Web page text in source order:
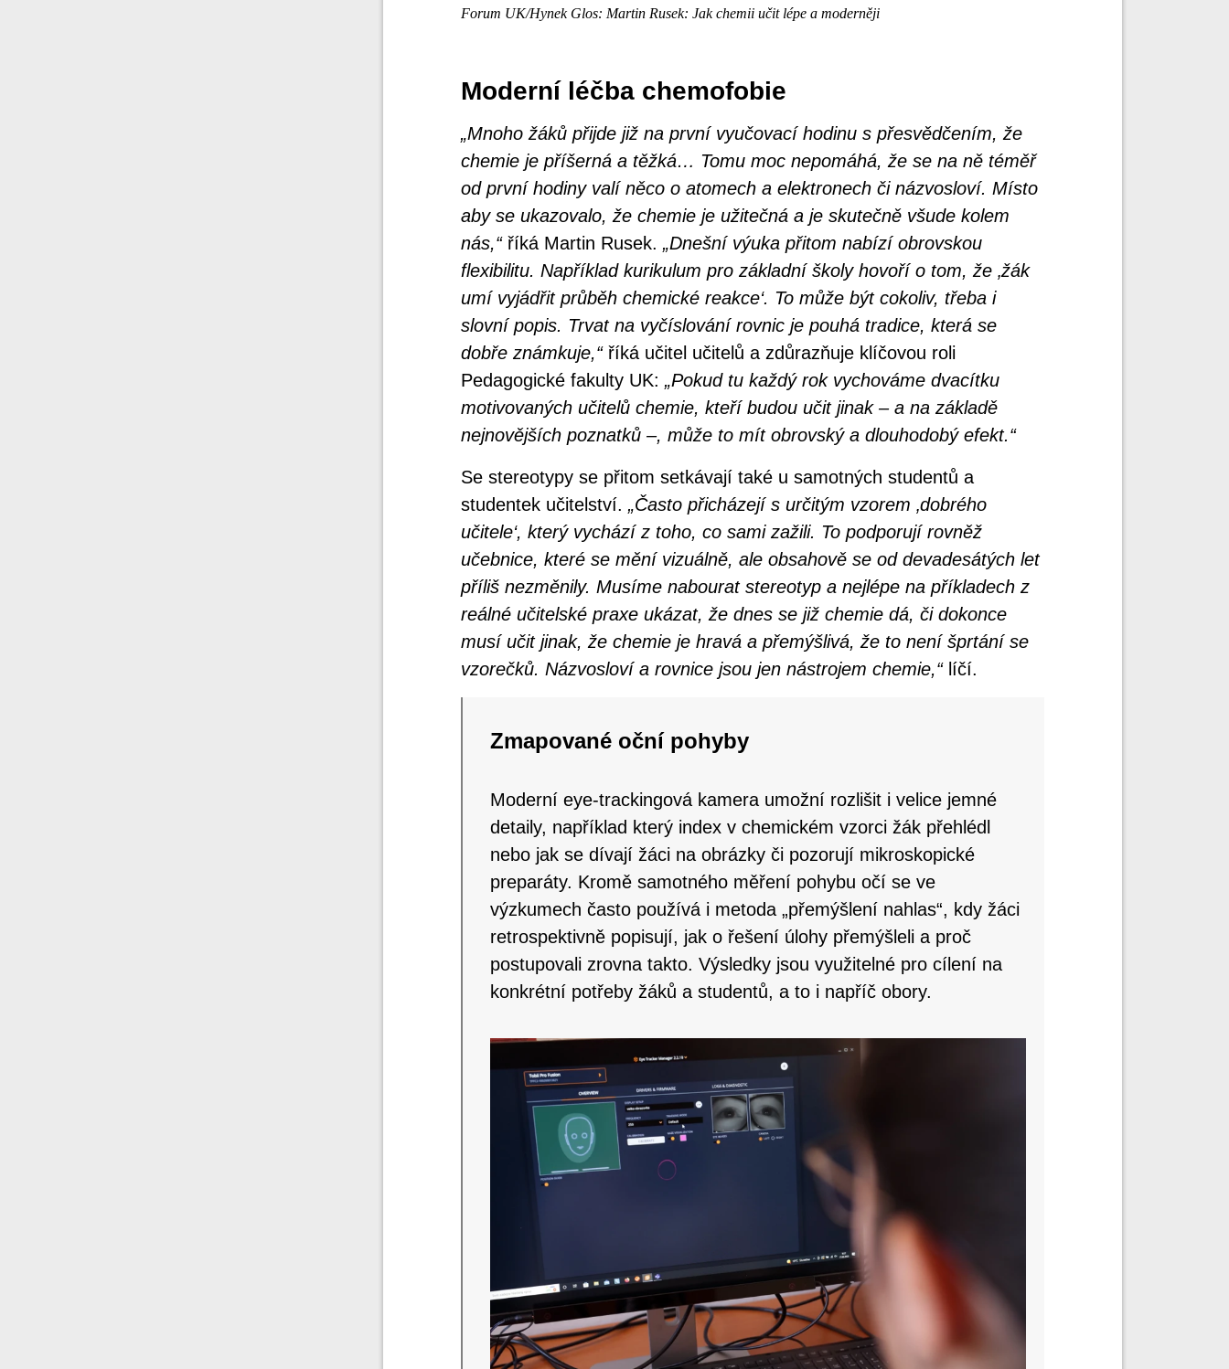
Forum UK/Hynek Glos: Martin Rusek: Jak chemii učit lépe a moderněji
Moderní léčba chemofobie
„Mnoho žáků přijde již na první vyučovací hodinu s přesvědčením, že
chemie je příšerná a těžká… Tomu moc nepomáhá, že se na ně téměř
od první hodiny valí něco o atomech a elektronech či názvosloví. Místo
aby se ukazovalo, že chemie je užitečná a je skutečně všude kolem
nás,“říká Martin Rusek. „Dnešní výuka přitom nabízí obrovskou
flexibilitu. Například kurikulum pro základní školy hovoří o tom, že ‚žák
umí vyjádřit průběh chemické reakce‘. To může být cokoliv, třeba i
slovní popis. Trvat na vyčíslování rovnic je pouhá tradice, která se
dobře známkuje,“říká učitel učitelů a zdůrazňuje klíčovou roli
Pedagogické fakulty UK: „Pokud tu každý rok vychováme dvacítku
motivovaných učitelů chemie, kteří budou učit jinak – a na základě
nejnovějších poznatků –, může to mít obrovský a dlouhodobý efekt.“
Se stereotypy se přitom setkávají také u samotných studentů a
studentek učitelství. „Často přicházejí s určitým vzorem ‚dobrého
učitele‘, který vychází z toho, co sami zažili. To podporují rovněž
učebnice, které se mění vizuálně, ale obsahově se od devadesátých let
příliš nezměnily. Musíme nabourat stereotyp a nejlépe na příkladech z
reálné učitelské praxe ukázat, že dnes se již chemie dá, či dokonce
musí učit jinak, že chemie je hravá a přemýšlivá, že to není šprtání se
vzorečků. Názvosloví a rovnice jsou jen nástrojem chemie,“líčí.
Zmapované oční pohyby
Moderní eye-trackingová kamera umožní rozlišit i velice jemné
detaily, například který index v chemickém vzorci žák přehlédl
nebo jak se dívají žáci na obrázky či pozorují mikroskopické
preparáty. Kromě samotného měření pohybu očí se ve
výzkumech často používá i metoda „přemýšlení nahlas“, kdy žáci
retrospektivně popisují, jak o řešení úlohy přemýšleli a proč
postupovali zrovna takto. Výsledky jsou využitelné pro cílení na
konkrétní potřeby žáků a studentů, a to i napříč obory.